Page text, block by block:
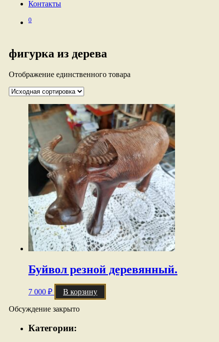
Контакты
0
фигурка из дерева
Отображение единственного товара
Буйвол резной деревянный.
7 000 ₽ В корзину
Обсуждение закрыто
Категории: